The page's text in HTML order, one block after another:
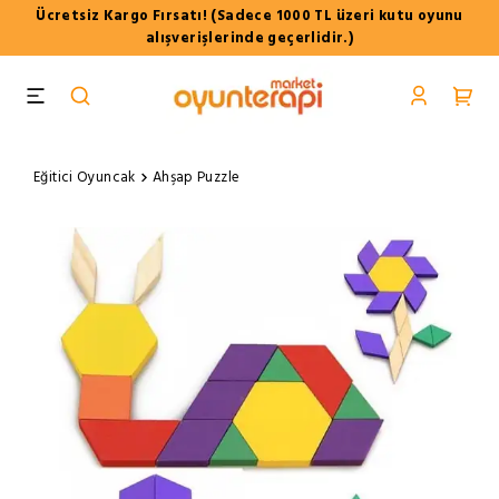
Ücretsiz Kargo Fırsatı! (Sadece 1000 TL üzeri kutu oyunu
alışverişlerinde geçerlidir.)
Eğitici Oyuncak Ahşap Puzzle